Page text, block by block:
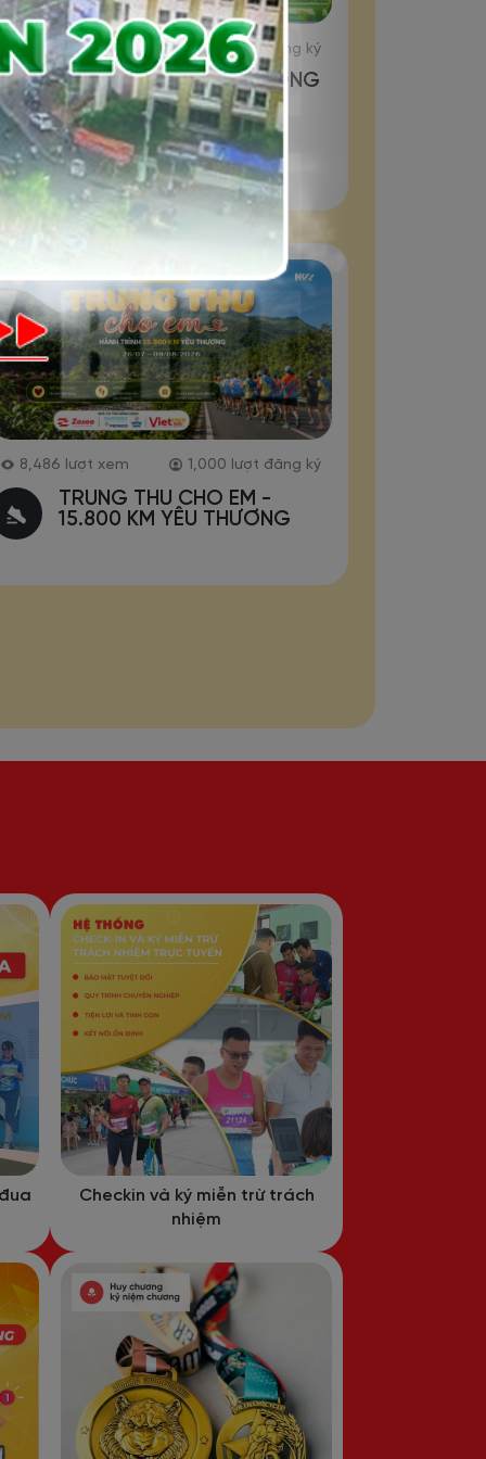
1,503 lượt xem 75 lượt đăng ký
PSL GREEN RACE - ĐƯỜNG
ĐUA XANH 2026
Đăng ký
8,486 lượt xem 1,000 lượt đăng ký
TRUNG THU CHO EM -
15.800 KM YÊU THƯƠNG
Checkin và ký miễn trừ trách
nhiệm